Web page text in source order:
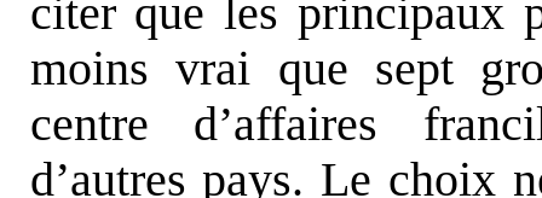
citer que les principaux
moins vrai que sept
centre d’affaires
d’autres pays. Le choix